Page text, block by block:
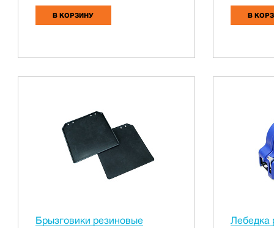
В КОРЗИНУ В
Брызговики резиновые
Лебедка